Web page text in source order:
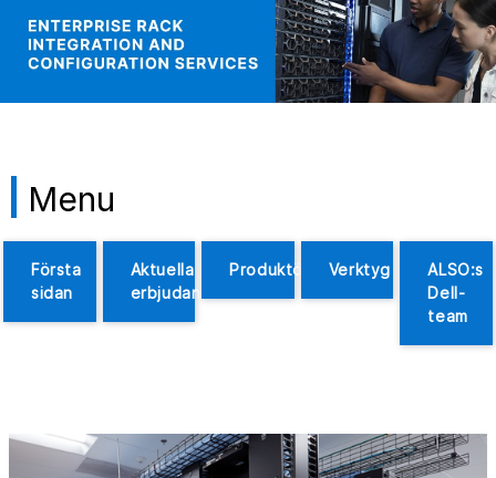
Menu
Första
sidan
Aktuella
erbjudanden
ProduktöversiktVerktyg
ALSO:s
Dell-
team